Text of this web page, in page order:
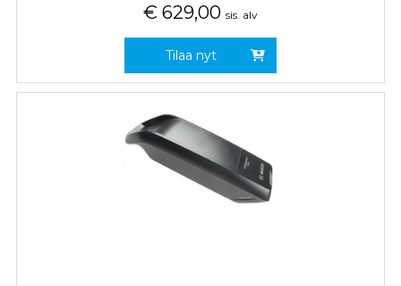
€ 629,00 sis. alv
Tilaa nyt